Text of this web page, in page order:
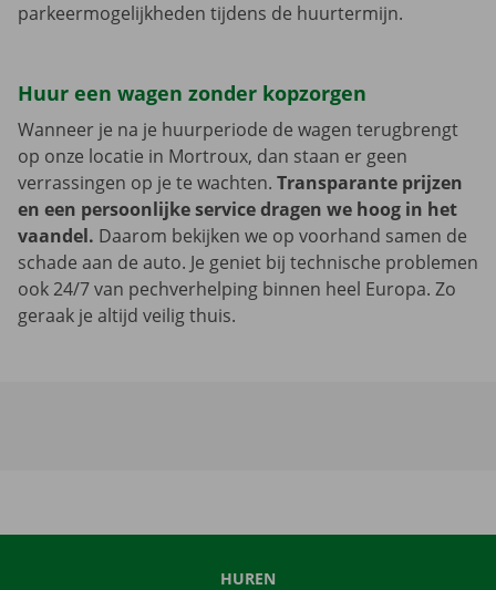
parkeermogelijkheden tijdens de huurtermijn.
Huur een wagen zonder kopzorgen
Wanneer je na je huurperiode de wagen terugbrengt
op onze locatie in Mortroux, dan staan er geen
verrassingen op je te wachten. Transparante prijzen
en een persoonlijke service dragen we hoog in het
vaandel. Daarom bekijken we op voorhand samen de
schade aan de auto. Je geniet bij technische problemen
ook 24/7 van pechverhelping binnen heel Europa. Zo
geraak je altijd veilig thuis.
HUREN